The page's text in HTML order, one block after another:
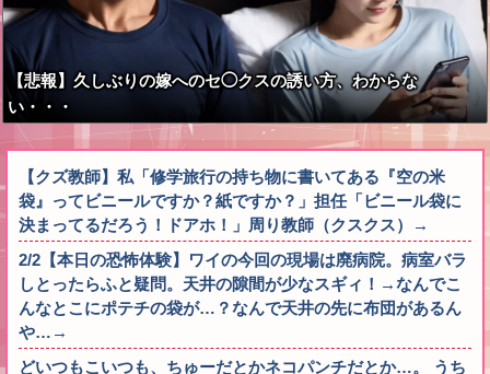
【悲報】久しぶりの嫁へのセ◯クスの誘い方、わからな
い・・・
【クズ教師】私「修学旅行の持ち物に書いてある『空の米
袋』ってビニールですか？紙ですか？」担任「ビニール袋に
決まってるだろう！ドアホ！」周り教師（クスクス）→
2/2【本日の恐怖体験】ワイの今回の現場は廃病院。病室バラ
しとったらふと疑問。天井の隙間が少なスギィ！→なんでこ
んなとこにポテチの袋が…？なんで天井の先に布団があるん
や…→
どいつもこいつも、ちゅーだとかネコパンチだとか…。 うち